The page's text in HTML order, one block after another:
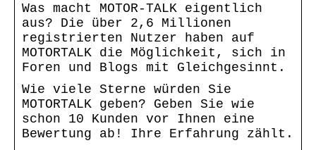
Was macht MOTOR-TALK eigentlich
aus? Die über 2,6 Millionen
registrierten Nutzer haben auf
MOTORTALK die Möglichkeit, sich in
Foren und Blogs mit Gleichgesinnt.
Wie viele Sterne würden Sie
MOTORTALK geben? Geben Sie wie
schon 10 Kunden vor Ihnen eine
Bewertung ab! Ihre Erfahrung zählt.